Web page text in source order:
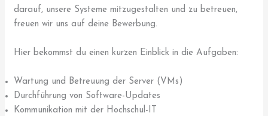
darauf, unsere Systeme mitzugestalten und zu betreuen,
freuen wir uns auf deine Bewerbung.
Hier bekommst du einen kurzen Einblick in die Aufgaben:
Wartung und Betreuung der Server (VMs)
Durchführung von Software-Updates
Kommunikation mit der Hochschul-IT